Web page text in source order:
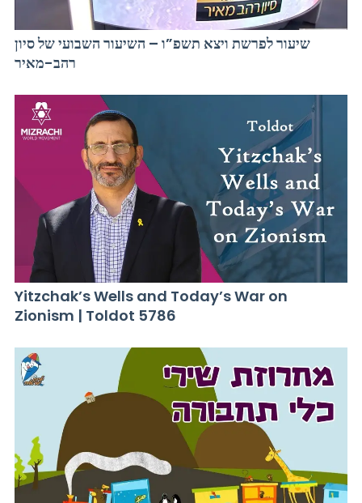
שיעור לפרשת ויצא תשפ”ו – השיעור השבועי של סיון
רהב-מאיר
Yitzchak’s Wells and Today’s War on
Zionism | Toldot 5786